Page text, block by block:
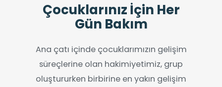
Çocuklarınız İçin Her
Gün Bakım
Ana çatı içinde çocuklarımızın gelişim
süreçlerine olan hakimiyetimiz, grup
oluştururken birbirine en yakın gelişim